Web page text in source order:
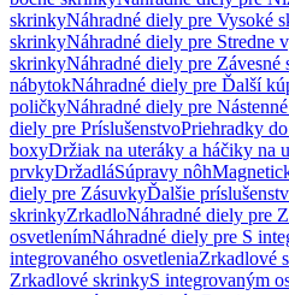
skrinkyNáhradné diely pre Vysoké
skrinkyNáhradné diely pre Stredne
skrinkyNáhradné diely pre Závesné
nábytokNáhradné diely pre Ďalší
poličkyNáhradné diely pre
diely pre PríslušenstvoPriehradky
boxyDržiak na uteráky a háčiky na
prvkyDržadláSúpravy nôh
diely pre ZásuvkyĎalšie
skrinkyZrkadloNáhradné diely pre
osvetlenímNáhradné diely pre S
integrovaného osvetleniaZrkadlové
Zrkadlové skrinkyS integrovaným